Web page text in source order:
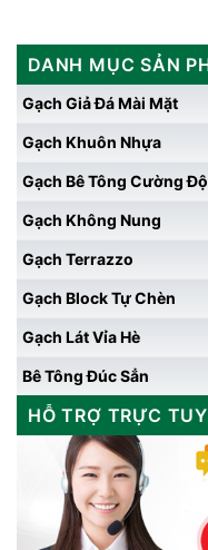
DANH MỤC SẢN
Gạch Giả Đá Mài Mặt
Gạch Khuôn Nhựa
Gạch Bê Tông Cường
Gạch Không Nung
Gạch Terrazzo
Gạch Block Tự Chèn
Gạch Lát Vỉa Hè
Bê Tông Đúc Sẳn
HỖ TRỢ TRỰC